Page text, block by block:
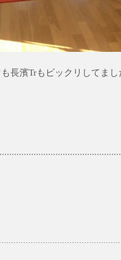
長濱Trもビックリしてまし